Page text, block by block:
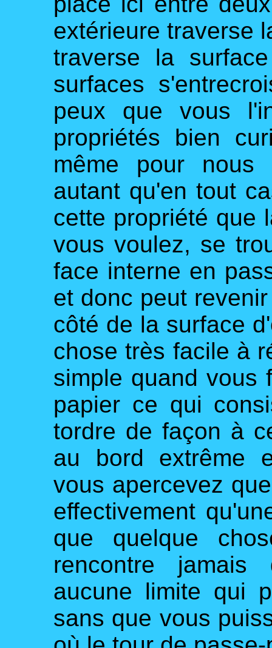
extérieure traverse
traverse la
surfaces
peux que vous
propriétés bien
même pour nous
autant qu'en tout
cette propriété que
vous voulez, se
face interne en
et donc peut
côté de la surface
chose très facile à
simple quand vous
papier ce qui
tordre de façon à
au bord extrême
vous apercevez
effectivement
que quelque
rencontre
aucune limite qui
sans que vous